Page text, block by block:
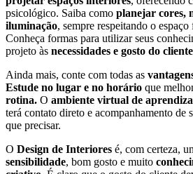
psicológico. Saiba como planejar cores,
iluminação, sempre respeitando o
Conheça formas para utilizar seus
projeto às necessidades e gosto do
Ainda mais, conte com todas as
Estude no lugar e no horário que
rotina. O ambiente virtual de
terá contato direto e acompanhamento de
que precisar.
O Design de Interiores é, com certeza,
sensibilidade, bom gosto e muito